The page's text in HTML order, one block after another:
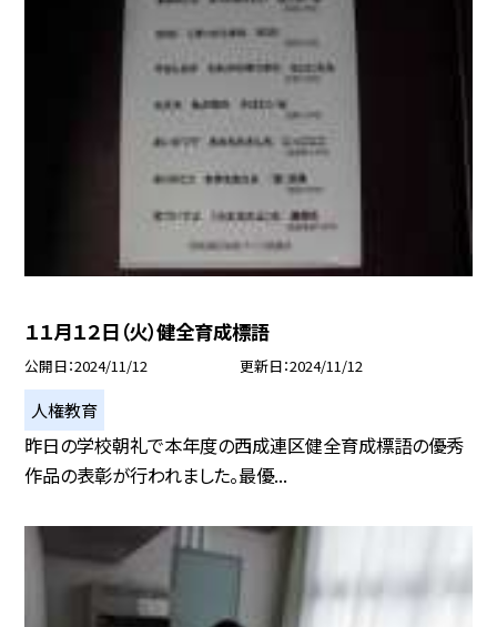
１１月１２日（火）健全育成標語
公開日 2024/11/12 更新日 2024/11/12
人権教育
昨日の学校朝礼で本年度の西成連区健全育成標語の優秀
作品の表彰が行われました。最優...